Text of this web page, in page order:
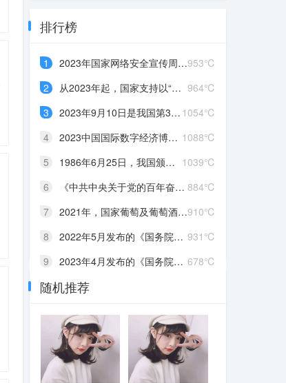
排行榜
953℃
1
2023年国家网络安全宣传周于9月11日至17日在全国范围内举办，主题是“____”
964℃
2
从2023年起，国家支持以“双一流”建设高校为代表的高水平高校选拔专业成绩优秀且乐教适教的学生作为“____”研究生，在强化学科专业课程学习的同时，系统学习不少于26学分的教师教育模块课程（含参加教育实践），通过该计划研究生培养吸引优秀人才从教，为中小学输送一批教育情怀深厚、专业素养卓越、教学基本功扎实的优秀教师
1054℃
3
2023年9月10日是我国第39个教师节，主题是：____
1088℃
4
2023中国国际数字经济博览会的主题是“____”
1039℃
5
1986年6月25日，我国颁布了第一部专门调整土地关系的大法，即《中华人民共和国土地管理法》。为了纪念这一天，我国决定将每年的6月25日确定为全国“土地日”。2023年全国“土地日”的主题是“____”
884℃
6
《中共中央关于党的百年奋斗重大成就和历史经验的决议》指出，党始终把解决好“三农”问题作为全党工作重中之重，实施乡村振兴战略，加快推进农业农村现代化，坚持藏粮于地、藏粮于技，实行最严格的____制度，推动种业科技自立自强、种源自主可控，确保把中国人的饭碗牢牢端在自己手中
910℃
7
2021年，国家葡萄及葡萄酒产业开放发展综合试验区、中国（宁夏）国际葡萄酒文化旅游博览会两个“国字号”平台落户宁夏。2022年召开的宁夏回族自治区第十三次党代会把____产业列为“六特”产业之首，是宁夏全力打造的又一个千亿级产业
931℃
8
2022年5月发布的《国务院办公厅关于进一步做好高校毕业生等青年就业创业工作的通知》指出，支持高校毕业生发挥专业所长从事灵活就业，对毕业年度和离校2年内未就业高校毕业生实现灵活就业的，按规定给予____
678℃
9
2023年4月发布的《国务院办公厅关于优化调整稳就业政策措施全力促发展惠民生的通知》指出，对企业招用毕业年度或离校2年内未就业高校毕业生、登记失业的16一24岁青年，签订1年以上劳动合同的，可发放____，政策实施期限截至2023年12月31日
10 2023年“壮族三月三·八桂嘉年华”于4月21日至5月22日在广西南宁举行，活动主题是“____”
随机推荐